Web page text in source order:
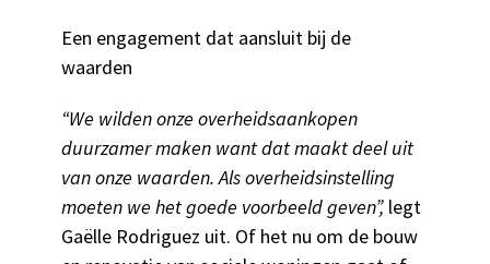
Een engagement dat aansluit bij de
waarden
“We wilden onze overheidsaankopen
duurzamer maken want dat maakt deel uit
van onze waarden. Als overheidsinstelling
moeten we het goede voorbeeld geven”,legt
Gaëlle Rodriguez uit. Of het nu om de bouw